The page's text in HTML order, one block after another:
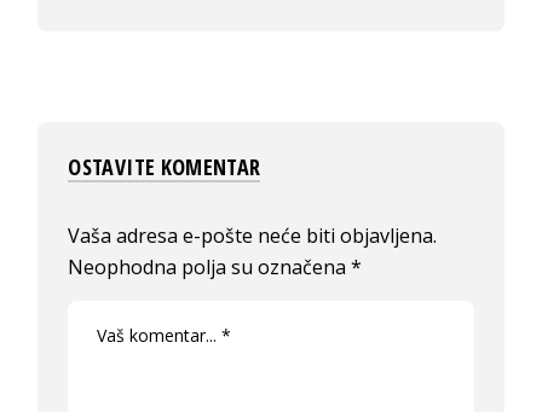
OSTAVITE KOMENTAR
Vaša adresa e-pošte neće biti objavljena.
Neophodna polja su označena*